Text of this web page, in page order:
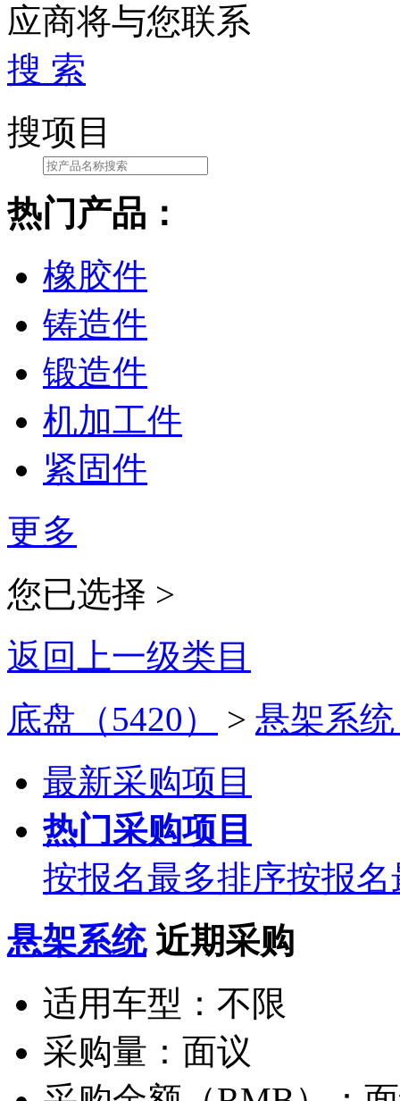
应商将与您联系
搜 索
搜项目
热门产品：
橡胶件
铸造件
锻造件
机加工件
紧固件
更多
您已选择 >
返回上一级类目
底盘（5420）
> 悬架系
最新采购项目
热门采购项目
按报名最多排序按报
悬架系统 近期采购
适用车型： 不限
采购量： 面议